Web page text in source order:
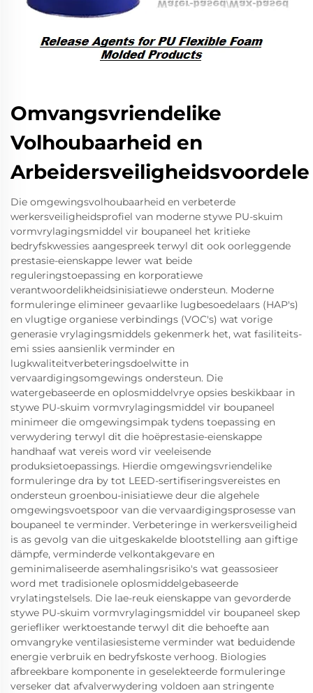
Omvangsvriendelike
Volhoubaarheid en
Arbeidersveiligheidsvoordele
Die omgewingsvolhoubaarheid en verbeterde
werkersveiligheidsprofiel van moderne stywe PU-skuim
vormvrylagingsmiddel vir boupaneel het kritieke
bedryfskwessies aangespreek terwyl dit ook oorleggende
prestasie-eienskappe lewer wat beide
reguleringstoepassing en korporatiewe
verantwoordelikheidsinisiatiewe ondersteun. Moderne
formuleringe elimineer gevaarlike lugbesoedelaars (HAP's)
en vlugtige organiese verbindings (VOC's) wat vorige
generasie vrylagingsmiddels gekenmerk het, wat fasiliteits-
emi ssies aansienlik verminder en
lugkwaliteitverbeteringsdoelwitte in
vervaardigingsomgewings ondersteun. Die
watergebaseerde en oplosmiddelvrye opsies beskikbaar in
stywe PU-skuim vormvrylagingsmiddel vir boupaneel
minimeer die omgewingsimpak tydens toepassing en
verwydering terwyl dit die hoëprestasie-eienskappe
handhaaf wat vereis word vir veeleisende
produksietoepassings. Hierdie omgewingsvriendelike
formuleringe dra by tot LEED-sertifiseringsvereistes en
ondersteun groenbou-inisiatiewe deur die algehele
omgewingsvoetspoor van die vervaardigingsprosesse van
boupaneel te verminder. Verbeteringe in werkersveiligheid
is as gevolg van die uitgeskakelde blootstelling aan giftige
dämpfe, verminderde velkontakgevare en
geminimaliseerde asemhalingsrisiko's wat geassosieer
word met tradisionele oplosmiddelgebaseerde
vrylatingstelsels. Die lae-reuk eienskappe van gevorderde
stywe PU-skuim vormvrylagingsmiddel vir boupaneel skep
geriefliker werktoestande terwyl dit die behoefte aan
omvangryke ventilasiesisteme verminder wat beduidende
energie verbruik en bedryfskoste verhoog. Biologies
afbreekbare komponente in geselekteerde formuleringe
verseker dat afvalverwydering voldoen aan stringente